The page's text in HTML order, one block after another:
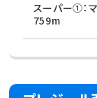
スーパー①：
759m